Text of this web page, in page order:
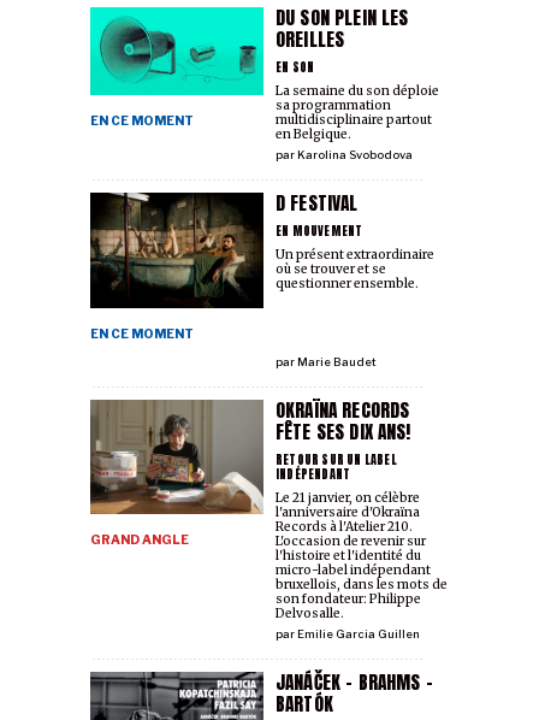
DU SON PLEIN LES
OREILLES
EN SON
EN CE MOMENT
parKarolina Svobodova
La semaine du son déploie
sa programmation
multidisciplinaire partout
en Belgique.
D FESTIVAL
EN MOUVEMENT
EN CE MOMENT
parMarie Baudet
Un présent extraordinaire
où se trouver et se
questionner ensemble.
OKRAÏNA RECORDS
FÊTE SES DIX ANS!
RETOUR SUR UN LABEL
INDÉPENDANT
GRAND ANGLE
parEmilie Garcia Guillen
Le 21 janvier, on célèbre
l'anniversaire d'Okraïna
Records à l'Atelier 210.
L'occasion de revenir sur
l'histoire et l'identité du
micro-label indépendant
bruxellois, dans les mots de
son fondateur: Philippe
Delvosalle.
JANÁČEK - BRAHMS -
BARTÓK